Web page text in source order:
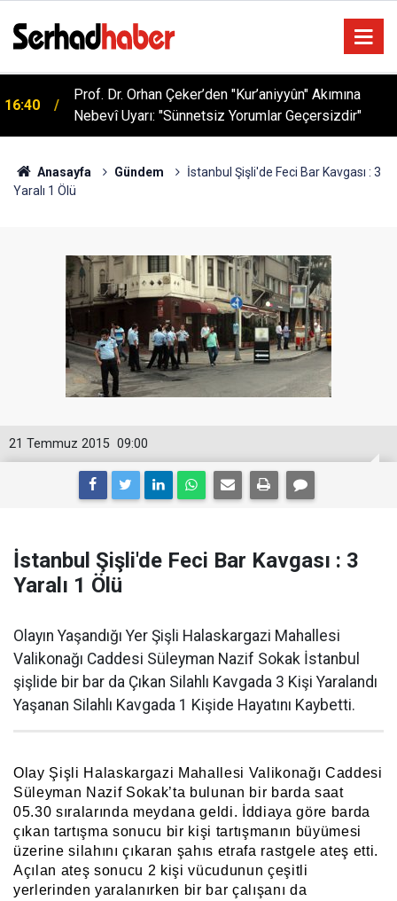
16:40
Prof. Dr. Orhan Çeker’den "Kur’aniyyûn" Akımına
Nebevî Uyarı: "Sünnetsiz Yorumlar Geçersizdir"
Anasayfa Gündem
İstanbul Şişli'de Feci Bar Kavgası : 3
Yaralı 1 Ölü
09:00
21 Temmuz 2015
İstanbul Şişli'de Feci Bar Kavgası : 3
Yaralı 1 Ölü
Olayın Yaşandığı Yer Şişli Halaskargazi Mahallesi
Valikonağı Caddesi Süleyman Nazif Sokak İstanbul
şişlide bir bar da Çıkan Silahlı Kavgada 3 Kişi Yaralandı
Yaşanan Silahlı Kavgada 1 Kişide Hayatını Kaybetti.
Olay Şişli Halaskargazi Mahallesi Valikonağı Caddesi
Süleyman Nazif Sokak’ta bulunan bir barda saat
05.30 sıralarında meydana geldi. İddiaya göre barda
çıkan tartışma sonucu bir kişi tartışmanın büyümesi
üzerine silahını çıkaran şahıs etrafa rastgele ateş etti.
Açılan ateş sonucu 2 kişi vücudunun çeşitli
yerlerinden yaralanırken bir bar çalışanı da